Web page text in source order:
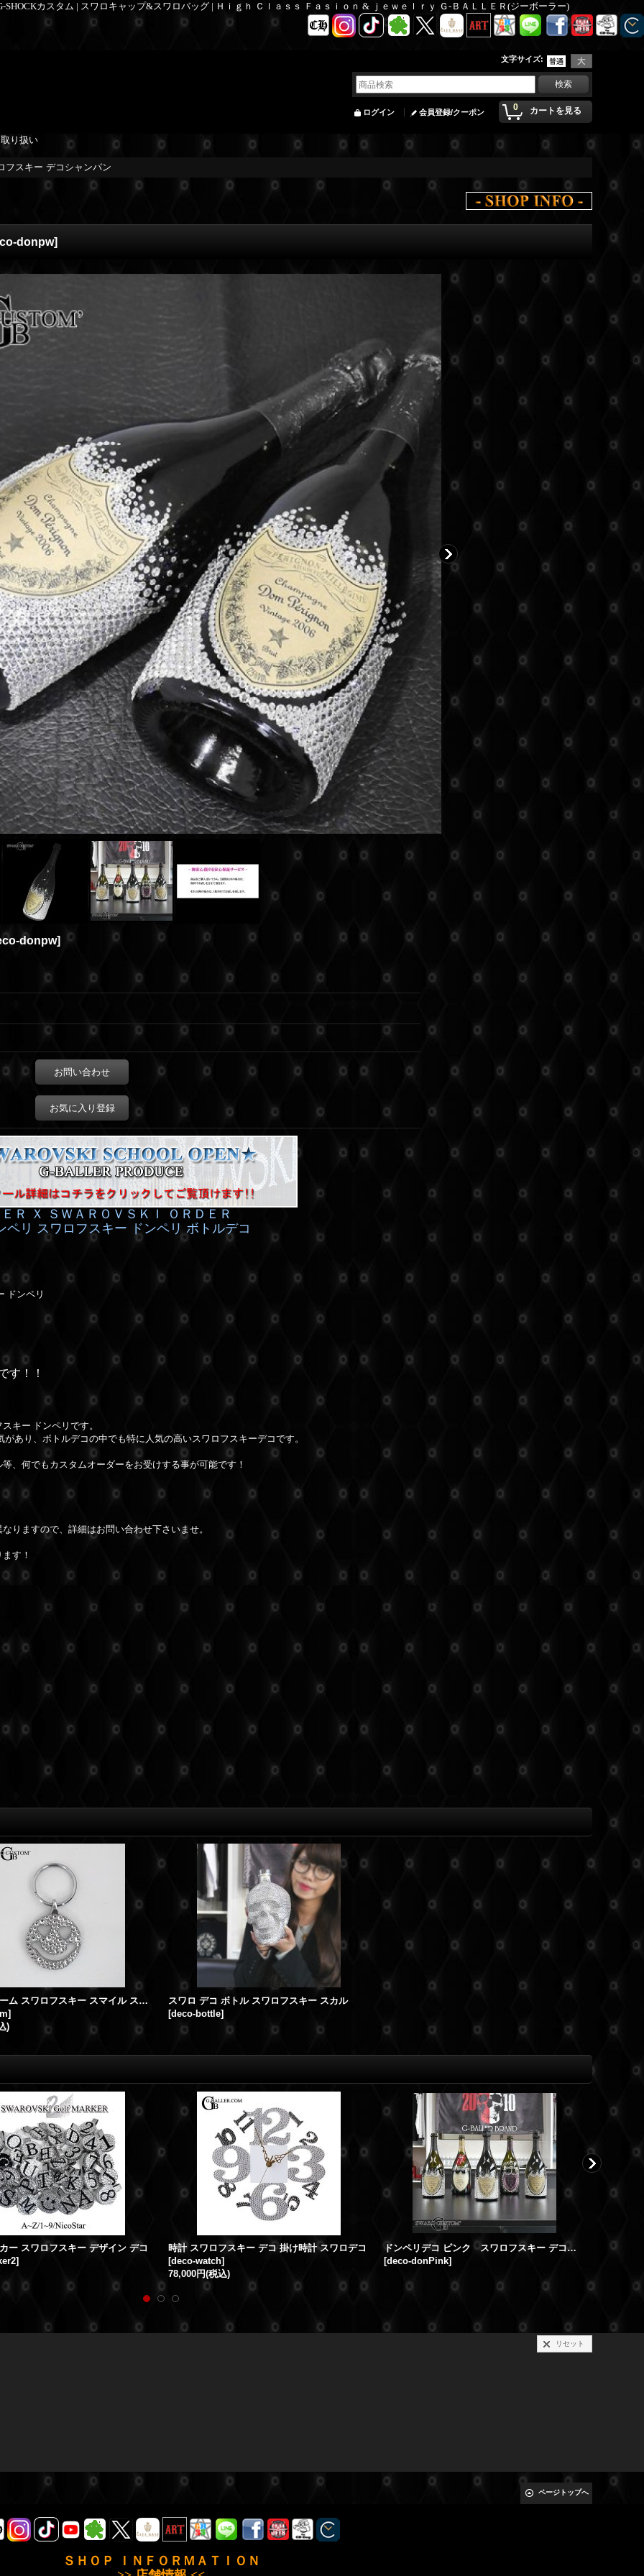
カスタム | スワロキャップ&スワロバッグ | Ｈｉｇｈ Ｃｌａｓｓ Ｆａｓｉｏｎ & ｊｅｗｅｌｒｙ Ｇ-ＢＡＬＬＥＲ(ジーボーラー)
文字サイズ:
0 カートを見る
ログイン 会員登録/クーポン
り扱い
フスキー デコシャンパン
donpw]
donpw]
お問い合わせ
お気に入り登録
Ｒ Ｘ ＳＷＡＲＯＶＳＫＩ ＯＲＤＥＲ
ペリ スワロフスキー ドンペリ ボトルデコ
ドンペリ
す！！
キー ドンペリです。
あり、ボトルデコの中でも特に人気の高いスワロフスキーデコです。
、何でもカスタムオーダーをお受けする事が可能です！
りますので、詳細はお問い合わせ下さいませ。
す！
バッグチャーム スワロフスキー スマイル スワロデコ
]
)
スワロ デコ ボトル スワロフスキー スカル
[deco-bottle]
ー スワロフスキー デザイン デコ
]
時計 スワロフスキー デコ 掛け時計 スワロデコ
[deco-watch]
78,000円(税込)
ドンペリデコ ピンク スワロフスキー デコシャンパン
[deco-donPink]
リセット
ページトップへ
ＳＨＯＰ ＩＮＦＯＲＭＡＴＩＯＮ